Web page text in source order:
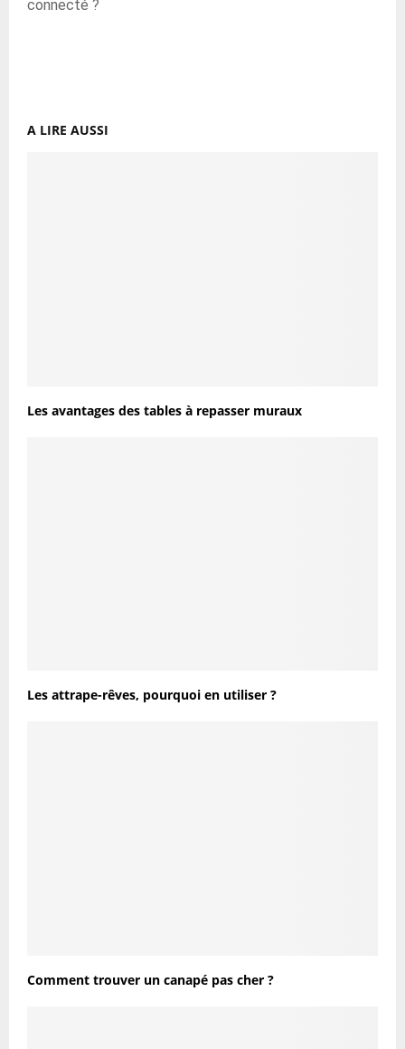
connecté ?
A LIRE AUSSI
Les avantages des tables à repasser muraux
Les attrape-rêves, pourquoi en utiliser ?
Comment trouver un canapé pas cher ?